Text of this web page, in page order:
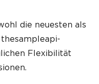
die neuesten als
thesampleapi-
Flexibilität